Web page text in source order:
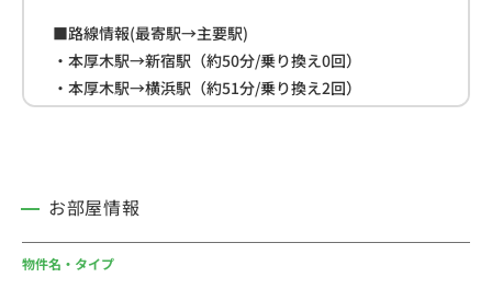
■路線情報(最寄駅→主要駅)
・本厚木駅→新宿駅（約50分/乗り換え0回）
・本厚木駅→横浜駅（約51分/乗り換え2回）
・本厚木駅→渋谷駅（約54分/乗り換え1回）
・クリエイトS・D(約160m)
・ファミリーマート(約180m)
お部屋情報
物件名・タイプ